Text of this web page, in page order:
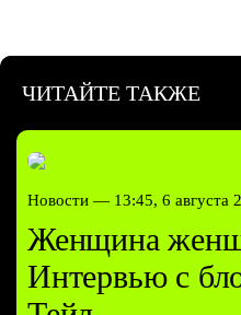
ЧИТАЙТЕ ТАКЖЕ
Новости — 13:45, 6 августа
Женщина
Интервью с